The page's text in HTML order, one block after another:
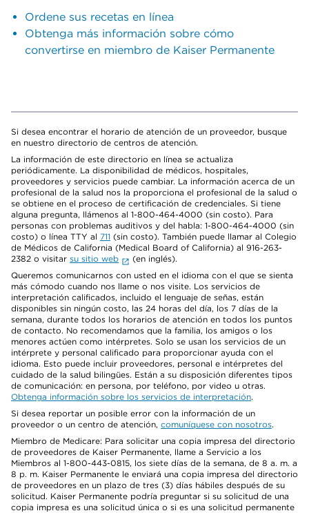
Ordene sus recetas en línea
Obtenga más información sobre cómo
convertirse en miembro de Kaiser Permanente
Si desea encontrar el horario de atención de un proveedor, busque
en nuestro directorio de centros de atención.
La información de este directorio en línea se actualiza
periódicamente. La disponibilidad de médicos, hospitales,
proveedores y servicios puede cambiar. La información acerca de un
profesional de la salud nos la proporciona el profesional de la salud o
se obtiene en el proceso de certificación de credenciales. Si tiene
alguna pregunta, llámenos al 1-800-464-4000 (sin costo). Para
personas con problemas auditivos y del habla: 1-800-464-4000 (sin
costo) o línea TTY al 711 (sin costo). También puede llamar al Colegio
de Médicos de California (Medical Board of California) al 916-263-
2382 o visitar su sitio web
(en inglés).
Queremos comunicarnos con usted en el idioma con el que se sienta
más cómodo cuando nos llame o nos visite. Los servicios de
interpretación calificados, incluido el lenguaje de señas, están
disponibles sin ningún costo, las 24 horas del día, los 7 días de la
semana, durante todos los horarios de atención en todos los puntos
de contacto. No recomendamos que la familia, los amigos o los
menores actúen como intérpretes. Solo se usan los servicios de un
intérprete y personal calificado para proporcionar ayuda con el
idioma. Esto puede incluir proveedores, personal e intérpretes del
cuidado de la salud bilingües. Están a su disposición diferentes tipos
de comunicación: en persona, por teléfono, por video u otras.
Obtenga información sobre los servicios de interpretación.
Si desea reportar un posible error con la información de un
proveedor o un centro de atención, comuníquese con nosotros.
Miembro de Medicare: Para solicitar una copia impresa del directorio
de proveedores de Kaiser Permanente, llame a Servicio a los
Miembros al 1-800-443-0815, los siete días de la semana, de 8 a. m. a
8 p. m. Kaiser Permanente le enviará una copia impresa del directorio
de proveedores en un plazo de tres (3) días hábiles después de su
solicitud. Kaiser Permanente podría preguntar si su solicitud de una
copia impresa es una solicitud única o si es una solicitud permanente